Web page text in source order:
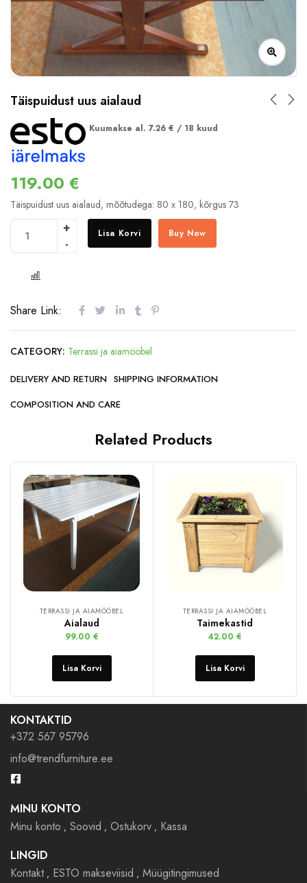
Täispuidust uus aialaud
Kuumakse al. 7.26 € / 18 kuud
119.00 €
Täispuidust uus aialaud, mõõtudega: 80 x 180, kõrgus 73
Lisa Korvi Buy Now
Share Link:
CATEGORY: Terrassi ja aiamööbel
DELIVERY AND RETURN SHIPPING INFORMATION
COMPOSITION AND CARE
Related Products
TERRASSI JA AIAMÖÖBEL
Aialaud
99.00 €
Lisa Korvi
TERRASSI JA AIAMÖÖBEL
Taimekastid
42.00 €
Lisa Korvi
KONTAKTID
+372 567 95796
info@trendfurniture.ee
MINU KONTO
Minu konto
Soovid Ostukorv
Kassa
LINGID
Kontakt
ESTO makseviisid Müügitingimused